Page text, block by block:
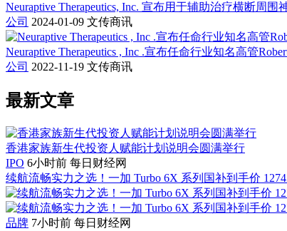
Neuraptive Therapeutics, Inc. 宣布用于辅助治疗横断周
公司 2024-01-09 文传商讯
Neuraptive Therapeutics , Inc .宣布任命行业知名高管
公司 2022-11-19 文传商讯
最新文章
香港家族新生代投资人赋能计划说明会圆满举行
IPO 6小时前 每日财经网
续航流畅实力之选！一加 Turbo 6X 系列国补到手价
品牌 7小时前 每日财经网